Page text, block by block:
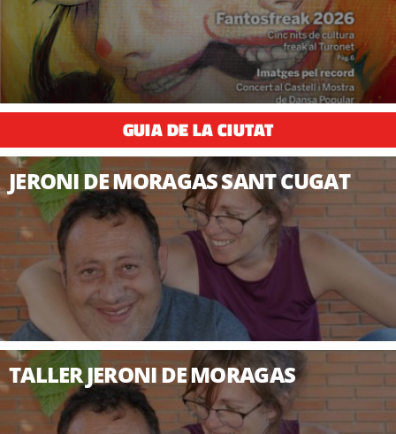
GUIA DE LA CIUTAT
JERONI DE MORAGAS SANT CUGAT
TALLER JERONI DE MORAGAS